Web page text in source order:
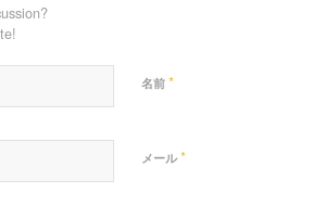
名前 *
メール *